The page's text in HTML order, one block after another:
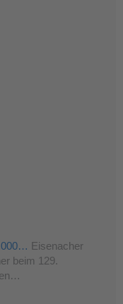
Eisenacher
beim 129.